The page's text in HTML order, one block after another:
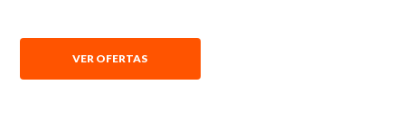
VER OFERTAS